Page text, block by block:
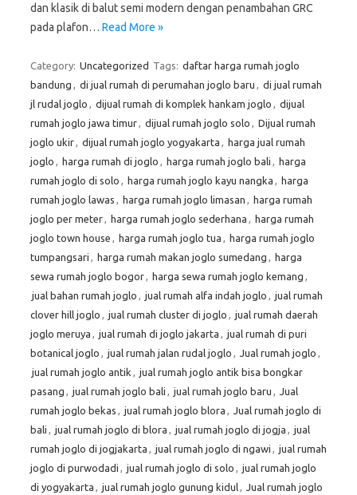
dan klasik di balut semi modern dengan penambahan GRC
pada plafon… Read More »
Category: Uncategorized Tags: daftar harga rumah joglo
bandung , di jual rumah di perumahan joglo baru , di jual rumah
jl rudal joglo , dijual rumah di komplek hankam joglo , dijual
rumah joglo jawa timur, dijual rumah joglo solo , Dijual rumah
joglo ukir, dijual rumah joglo yogyakarta , harga jual rumah
joglo , harga rumah di joglo , harga rumah joglo bali , harga
rumah joglo di solo , harga rumah joglo kayu nangka , harga
rumah joglo lawas , harga rumah joglo limasan , harga rumah
joglo per meter, harga rumah joglo sederhana , harga rumah
joglo town house , harga rumah joglo tua , harga rumah joglo
tumpangsari , harga rumah makan joglo sumedang , harga
sewa rumah joglo bogor, harga sewa rumah joglo kemang ,
jual bahan rumah joglo , jual rumah alfa indah joglo , jual rumah
clover hill joglo , jual rumah cluster di joglo , jual rumah daerah
joglo meruya , jual rumah di joglo jakarta , jual rumah di puri
botanical joglo , jual rumah jalan rudal joglo , Jual rumah joglo ,
jual rumah joglo antik , jual rumah joglo antik bisa bongkar
pasang , jual rumah joglo bali , jual rumah joglo baru , Jual
rumah joglo bekas , jual rumah joglo blora , Jual rumah joglo di
bali , jual rumah joglo di blora , jual rumah joglo di jogja , jual
rumah joglo di jogjakarta , jual rumah joglo di ngawi , jual rumah
joglo di purwodadi , jual rumah joglo di solo , jual rumah joglo
di yogyakarta , jual rumah joglo gunung kidul, Jual rumah joglo